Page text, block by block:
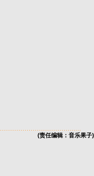
(责任编辑：音乐果子)